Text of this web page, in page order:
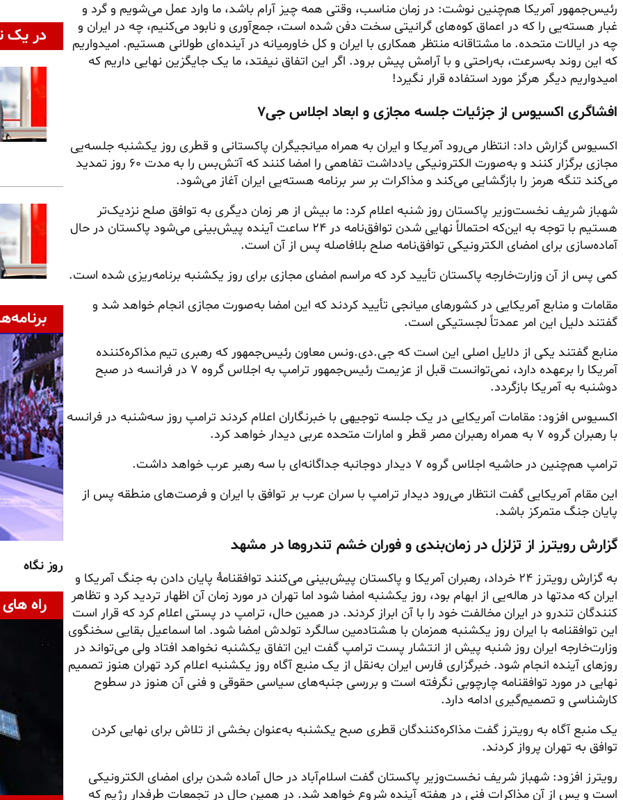
رئیس‌جمهور آمریکا هم‌چنین نوشت: در زمان مناسب، وقتی همه چیز آرام باشد، ما وارد عمل می‌شویم و گرد و
غبار هسته‌یی را که در اعماق کوه‌های گرانیتی سخت دفن شده است، جمع‌آوری و نابود می‌کنیم، چه در ایران و
چه در ایالات متحده. ما مشتاقانه منتظر همکاری با ایران و کل خاورمیانه در آینده‌ای طولانی هستیم. امیدواریم
که این روند به‌سرعت، به‌راحتی و با آرامش پیش برود. اگر این اتفاق نیفتد، ما یک جایگزین نهایی داریم که
امیدواریم دیگر هرگز مورد استفاده قرار نگیرد!
افشاگری اکسیوس از جزئیات جلسه مجازی و ابعاد اجلاس جی۷
اکسیوس گزارش داد: انتظار می‌رود آمریکا و ایران به همراه میانجیگران پاکستانی و قطری روز یکشنبه جلسه‌یی
مجازی برگزار کنند و به‌صورت الکترونیکی یادداشت تفاهمی را امضا کنند که آتش‌بس را به مدت ۶۰ روز تمدید
می‌کند تنگه هرمز را بازگشایی می‌کند و مذاکرات بر سر برنامه هسته‌یی ایران آغاز می‌شود.
شهباز شریف نخست‌وزیر پاکستان روز شنبه اعلام کرد: ما بیش از هر زمان دیگری به توافق صلح نزدیک‌تر
هستیم با توجه به این‌که احتمالاً نهایی شدن توافق‌نامه در ۲۴ ساعت آینده پیش‌بینی می‌شود پاکستان در حال
آماده‌سازی برای امضای الکترونیکی توافق‌نامه صلح بلافاصله پس از آن است.
کمی پس از آن وزارت‌خارجه پاکستان تأیید کرد که مراسم امضای مجازی برای روز یکشنبه برنامه‌ریزی شده است.
مقامات و منابع آمریکایی در کشورهای میانجی تأیید کردند که این امضا به‌صورت مجازی انجام خواهد شد و
گفتند دلیل این امر عمدتاً لجستیکی است.
منابع گفتند یکی از دلایل اصلی این است که جی.دی.ونس معاون رئیس‌جمهور که رهبری تیم مذاکره‌کننده
آمریکا را برعهده دارد، نمی‌توانست قبل از عزیمت رئیس‌جمهور ترامپ به اجلاس گروه ۷ در فرانسه در صبح
دوشنبه به آمریکا بازگردد.
اکسیوس افزود: مقامات آمریکایی در یک جلسه توجیهی با خبرنگاران اعلام کردند ترامپ روز سه‌شنبه در فرانسه
با رهبران گروه ۷ به همراه رهبران مصر قطر و امارات متحده عربی دیدار خواهد کرد.
ترامپ هم‌چنین در حاشیه اجلاس گروه ۷ دیدار دوجانبه جداگانه‌ای با سه رهبر عرب خواهد داشت.
این مقام آمریکایی گفت انتظار می‌رود دیدار ترامپ با سران عرب بر توافق با ایران و فرصت‌های منطقه پس از
پایان جنگ متمرکز باشد.
گزارش رویترز از تزلزل در زمان‌بندی و فوران خشم تندروها در مشهد
به گزارش رویترز ۲۴ خرداد، رهبران آمریکا و پاکستان پیش‌بینی می‌کنند توافقنامهٔ پایان دادن به جنگ آمریکا و
ایران که مدتها در هاله‌یی از ابهام بود، روز یکشنبه امضا شود اما تهران در مورد زمان آن اظهار تردید کرد و تظاهر
کنندگان تندرو در ایران مخالفت خود را با آن ابراز کردند. در همین حال، ترامپ در پستی اعلام کرد که قرار است
این توافقنامه با ایران روز یکشنبه همزمان با هشتادمین سالگرد تولدش امضا شود. اما اسماعیل بقایی سخنگوی
وزارت‌خارجه ایران روز شنبه پیش از انتشار پست ترامپ گفت این اتفاق یکشنبه نخواهد افتاد ولی می‌تواند در
روزهای آینده انجام شود. خبرگزاری فارس ایران به‌نقل از یک منبع آگاه روز یکشنبه اعلام کرد تهران هنوز تصمیم
نهایی در مورد توافقنامه چارچوبی نگرفته است و بررسی جنبه‌های سیاسی حقوقی و فنی آن هنوز در سطوح
کارشناسی و تصمیم‌گیری ادامه دارد.
یک منبع آگاه به رویترز گفت مذاکره‌کنندگان قطری صبح یکشنبه به‌عنوان بخشی از تلاش برای نهایی کردن
توافق به تهران پرواز کردند.
رویترز افزود: شهباز شریف نخست‌وزیر پاکستان گفت اسلام‌آباد در حال آماده شدن برای امضای الکترونیکی
است و پس از آن مذاکرات فنی در هفته آینده شروع خواهد شد. در همین حال در تجمعات طرفدار رژیم که
در یک
روز نگاه
راه